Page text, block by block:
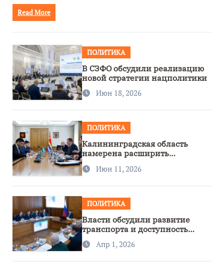
Read More
ПОЛИТИКА
В СЗФО обсудили реализацию
новой стратегии нацполитики
Июн 18, 2026
ПОЛИТИКА
Калининградская область
намерена расширить
сотрудничество с Узбекистаном
Июн 11, 2026
ПОЛИТИКА
Власти обсудили развитие
транспорта и доступность
региона
Апр 1, 2026